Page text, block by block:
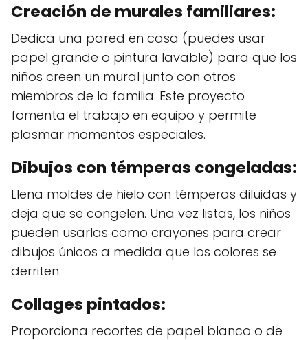
Creación de murales familiares:
Dedica una pared en casa (puedes usar
papel grande o pintura lavable) para que los
niños creen un mural junto con otros
miembros de la familia. Este proyecto
fomenta el trabajo en equipo y permite
plasmar momentos especiales.
Dibujos con témperas congeladas:
Llena moldes de hielo con témperas diluidas y
deja que se congelen. Una vez listas, los niños
pueden usarlas como crayones para crear
dibujos únicos a medida que los colores se
derriten.
Collages pintados:
Proporciona recortes de papel blanco o de